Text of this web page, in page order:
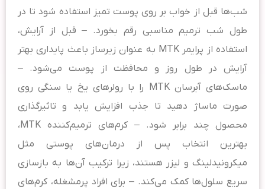
شب‌ها قبل از خواب بر روی پوست تمیز استفاده شود تا در
طول شب ترمیم مناسبی رقم بخورد. – قبل از آرایش،
استفاده از پرایمر MTK به عنوان زیرساز باعث پایداری بهتر
آرایش در طول روز و محافظت از پوست می‌شود. –
ماسک‌های آبرسان MTK را با رولرهای یخ یا سنگی روی
صورت ماساژ دهید تا جذب افزایش یابد و تاثیرگذاری
محصول چند برابر شود. – کرم‌های ترمیم‌کننده MTK،
بهترین انتخاب پس از درمان‌های پوستی مثل
میکرونیدلینگ و لیزر هستند، زیرا ترکیب آن‌ها به بازسازی
سریع سلول‌ها کمک می‌کند. – برای افراد پرمشغله، کرم‌های